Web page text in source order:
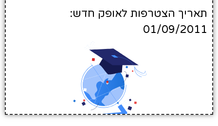
תאריך הצטרפות לאופק חדש:
01/09/2011